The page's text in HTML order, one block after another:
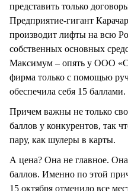
представить только
Предприятие-гигант
производит лифты на всю
собственных основных
Максимум – опять у ООО
фирма только с помощью
обеспечила себя 15 баллами.
Причем важны не только
баллов у конкурентов, так
пару, как шулеры в карты.
А цена? Она не главное.
баллов. Именно по этой
15 октября отменило все